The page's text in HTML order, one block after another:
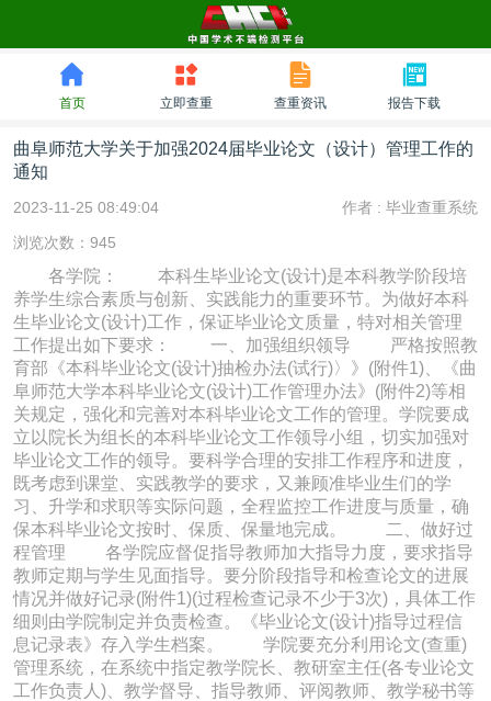
首页 立即查重 查重资讯 报告下载
曲阜师范大学关于加强2024届毕业论文（设计）管理工作的
通知
2023-11-25 08:49:04 作者 : 毕业查重系统
浏览次数：945
各学院： 本科生毕业论文(设计)是本科教学阶段培
养学生综合素质与创新、实践能力的重要环节。为做好本科
生毕业论文(设计)工作，保证毕业论文质量，特对相关管理
工作提出如下要求： 一、加强组织领导 严格按照教
育部《本科毕业论文(设计)抽检办法(试行)〉》(附件1)、《曲
阜师范大学本科毕业论文(设计)工作管理办法》(附件2)等相
关规定，强化和完善对本科毕业论文工作的管理。学院要成
立以院长为组长的本科毕业论文工作领导小组，切实加强对
毕业论文工作的领导。要科学合理的安排工作程序和进度，
既考虑到课堂、实践教学的要求，又兼顾准毕业生们的学
习、升学和求职等实际问题，全程监控工作进度与质量，确
保本科毕业论文按时、保质、保量地完成。 二、做好过
程管理 各学院应督促指导教师加大指导力度，要求指导
教师定期与学生见面指导。要分阶段指导和检查论文的进展
情况并做好记录(附件1)(过程检查记录不少于3次)，具体工作
细则由学院制定并负责检查。《毕业论文(设计)指导过程信
息记录表》存入学生档案。 学院要充分利用论文(查重)
管理系统，在系统中指定教学院长、教研室主任(各专业论文
工作负责人)、教学督导、指导教师、评阅教师、教学秘书等